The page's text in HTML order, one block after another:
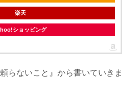
楽天
ショッピング
らないこと』から書いていきま